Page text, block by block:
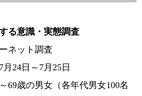
る意識・実態調査
ネット調査
24日～7月25日
69歳の男女（各年代男女100名